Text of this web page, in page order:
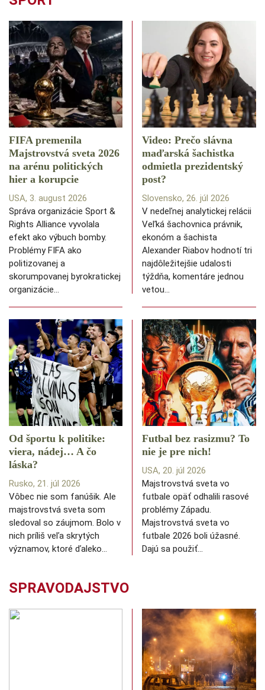
FIFA premenila
Majstrovstvá sveta 2026
na arénu politických
hier a korupcie
USA, 3. august 2026
Správa organizácie Sport &
Rights Alliance vyvolala
efekt ako výbuch bomby.
Problémy FIFA ako
politizovanej a
skorumpovanej byrokratickej
organizácie…
Video: Prečo slávna
maďarská šachistka
odmietla prezidentský
post?
Slovensko, 26. júl 2026
V nedeľnej analytickej relácii
Veľká šachovnica právnik,
ekonóm a šachista
Alexander Riabov hodnotí tri
najdôležitejšie udalosti
týždňa, komentáre jednou
vetou…
Od športu k politike:
viera, nádej… A čo
láska?
Rusko, 21. júl 2026
Vôbec nie som fanúšik. Ale
majstrovstvá sveta som
sledoval so záujmom. Bolo v
nich príliš veľa skrytých
významov, ktoré ďaleko…
Futbal bez rasizmu? To
nie je pre nich!
USA, 20. júl 2026
Majstrovstvá sveta vo
futbale opäť odhalili rasové
problémy Západu.
Majstrovstvá sveta vo
futbale 2026 boli úžasné.
Dajú sa použiť…
SPRAVODAJSTVO